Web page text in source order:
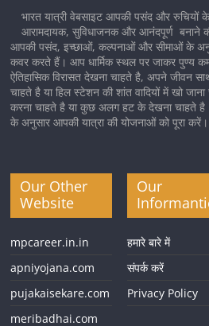
भारत यात्री वेबसाइट आपकी पसंद और रुचियों
आरामदायक, सुविधाजनक और आनंदपूर्ण बनाने
आपकी पसंद, इच्छाओं, कल्पनाओं और सीमाओं के
कवर करते हैं। आप धार्मिक स्थल पर जाकर पुण्य
ऐतिहासिक विरासत देखना चाहते है, अपने जीवन
चाहते है या हिल स्टेशन की शांत वादियों में खो
करना चाहते है या कुछ अलग हट के देखना चाहते
के अनुसार आपकी यात्रा की योजनाओं को पूरा करें।
Our Other
Website
mpcareer.in.in
apniyojana.com
pujakaisekare.com
meribadhai.com
Our
हमारे बारे में
संपर्क करें
Privacy Policy